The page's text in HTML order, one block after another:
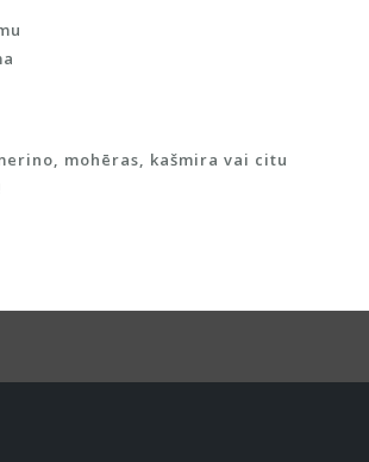
mohēras, kašmira vai citu